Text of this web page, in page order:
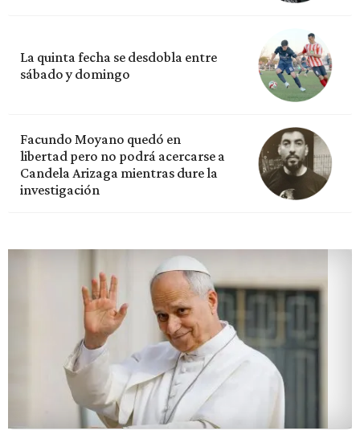
La quinta fecha se desdobla entre
sábado y domingo
Facundo Moyano quedó en
libertad pero no podrá acercarse a
Candela Arizaga mientras dure la
investigación